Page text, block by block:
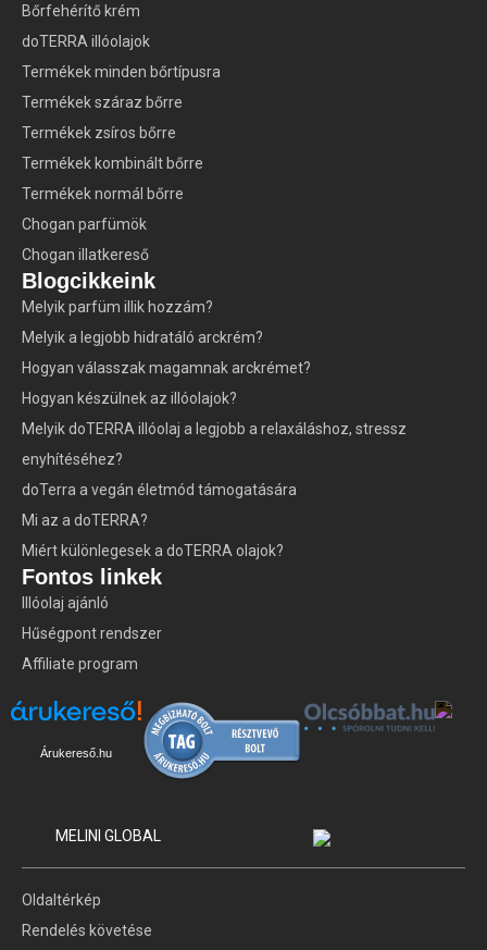
Bőrfehérítő krém
doTERRA illóolajok
Termékek minden bőrtípusra
Termékek száraz bőrre
Termékek zsíros bőrre
Termékek kombinált bőrre
Termékek normál bőrre
Chogan parfümök
Chogan illatkereső
Blogcikkeink
Melyik parfüm illik hozzám?
Melyik a legjobb hidratáló arckrém?
Hogyan válasszak magamnak arckrémet?
Hogyan készülnek az illóolajok?
Melyik doTERRA illóolaj a legjobb a relaxáláshoz, stressz
enyhítéséhez?
doTerra a vegán életmód támogatására
Mi az a doTERRA?
Miért különlegesek a doTERRA olajok?
Fontos linkek
Illóolaj ajánló
Hűségpont rendszer
Affiliate program
Árukereső.hu
MELINI GLOBAL
Rendelés követése
Oldaltérkép